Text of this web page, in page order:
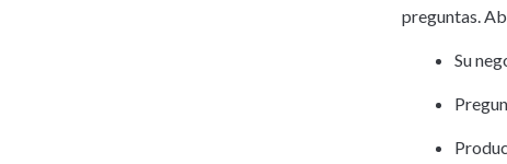
preguntas.
Su